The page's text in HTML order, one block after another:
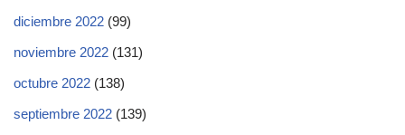
diciembre 2022 (99)
noviembre 2022 (131)
octubre 2022 (138)
septiembre 2022 (139)